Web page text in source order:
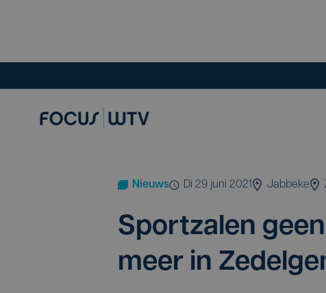
Nieuws di 29 juni 2021 Jabbeke
Sport­za­len
meer in